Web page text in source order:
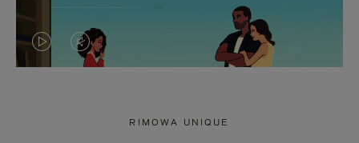
LA LE
RIMOWA UNIQUE